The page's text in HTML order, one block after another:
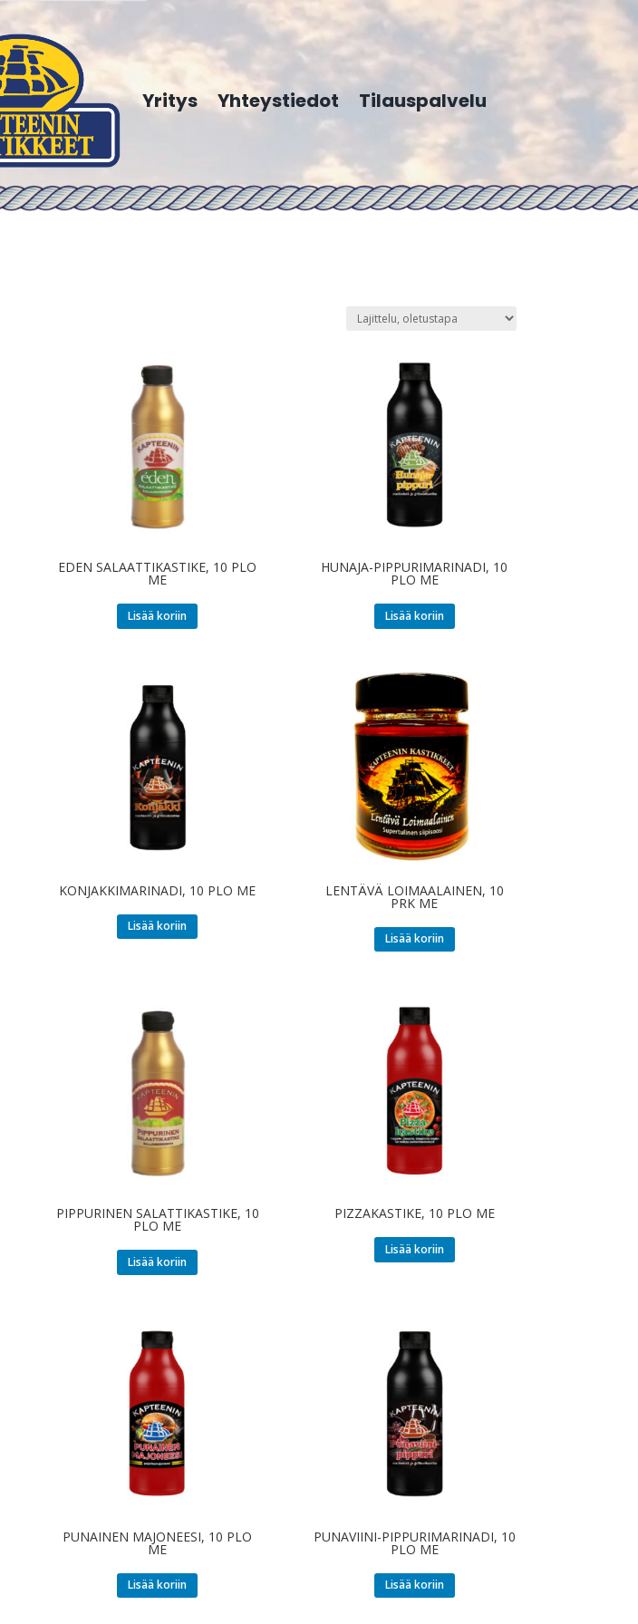
Yritys Yhteystiedot Tilauspalvelu
EDEN SALAATTIKASTIKE, 10 PLO
ME
Lisää koriin
HUNAJA-PIPPURIMARINADI, 10
PLO ME
Lisää koriin
KONJAKKIMARINADI, 10 PLO ME
Lisää koriin
LENTÄVÄ LOIMAALAINEN, 10
PRK ME
Lisää koriin
PIPPURINEN SALATTIKASTIKE, 10
PLO ME
Lisää koriin
PIZZAKASTIKE, 10 PLO ME
Lisää koriin
PUNAINEN MAJONEESI, 10 PLO
ME
Lisää koriin
PUNAVIINI-PIPPURIMARINADI, 10
PLO ME
Lisää koriin